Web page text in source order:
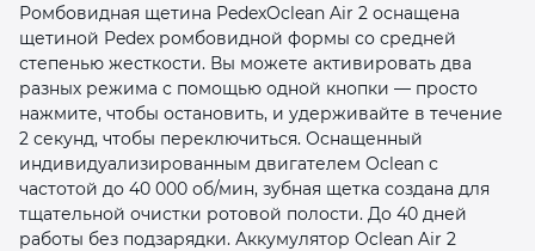
Ромбовидная щетина PedexOclean Air 2 оснащена
щетиной Pedex ромбовидной формы со средней
степенью жесткости. Вы можете активировать два
разных режима с помощью одной кнопки — просто
нажмите, чтобы остановить, и удерживайте в течение
2 секунд, чтобы переключиться. Оснащенный
индивидуализированным двигателем Oclean с
частотой до 40 000 об/мин, зубная щетка создана для
тщательной очистки ротовой полости. До 40 дней
работы без подзарядки. Аккумулятор Oclean Air 2